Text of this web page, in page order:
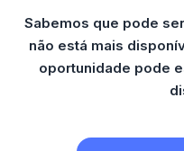
Sabemos que pode
não está mais
oportunidade pode